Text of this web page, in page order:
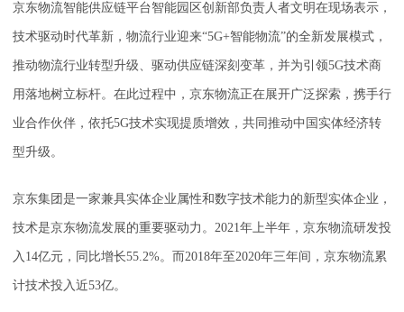
京东物流智能供应链平台智能园区创新部负责人者文明在现场表示，
技术驱动时代革新，物流行业迎来“5G+智能物流”的全新发展模式，
推动物流行业转型升级、驱动供应链深刻变革，并为引领5G技术商
用落地树立标杆。在此过程中，京东物流正在展开广泛探索，携手行
业合作伙伴，依托5G技术实现提质增效，共同推动中国实体经济转
型升级。
京东集团是一家兼具实体企业属性和数字技术能力的新型实体企业，
技术是京东物流发展的重要驱动力。2021年上半年，京东物流研发投
入14亿元，同比增长55.2%。而2018年至2020年三年间，京东物流累
计技术投入近53亿。